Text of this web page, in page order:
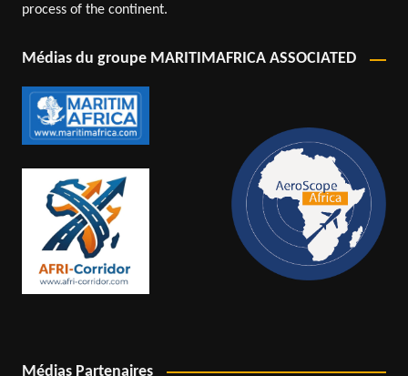
process of the continent.
Médias du groupe MARITIMAFRICA ASSOCIATED
Médias Partenaires